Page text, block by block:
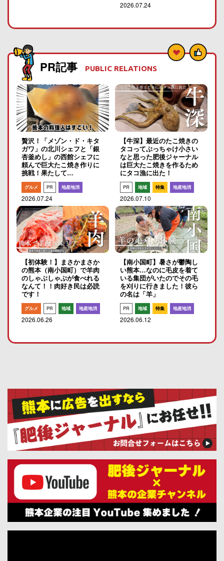
2026.07.24
PR記事 PUBLIC RELATIONS
贅沢！「メゾン・ド・キタ
ガワ」の北川シェフと「銀
杏釜めし」の西館シェフに
頼んで巨大たこ焼き作りに
挑戦！果たして…
グルメ PR 地産地消
2026.07.24
【牛深】最近のたこ焼きの
タコってぶっちゃけ小さい
なと思った肥後ジャーナル
は巨大たこ焼きを作るため
にタコ漁に出た！
PR 地域 特集 地産地消
2026.07.10
【初体験！】まさかまさか
の熊本（南小国町）で羊肉
のしゃぶしゃぶが食べれる
なんて！！肉好き民は必読
です！
グルメ PR 地域 地産地消
2026.06.26
【南小国町】暑さが鬱陶し
い熊本…なのに毛皮を着て
いる集団がいたのでその毛
を刈りに行きました！彼ら
の名は「羊」
PR 地域 特集 地産地消
2026.06.12